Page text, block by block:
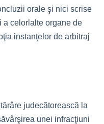
orale şi nici scrise
a celorlalte organe de
instanţelor de arbitraj
judecătorească la
unei infracţiuni